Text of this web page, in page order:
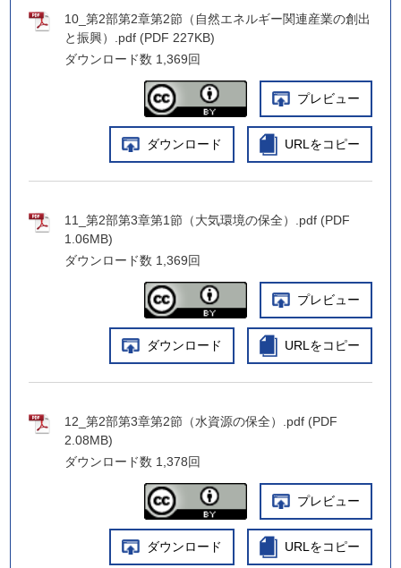
10_第2部第2章第2節（自然エネルギー関連産業の創出
と振興）.pdf (PDF 227KB)
ダウンロード数 1,369回
プレビュー
ダウンロード URLをコピー
11_第2部第3章第1節（大気環境の保全）.pdf (PDF
1.06MB)
ダウンロード数 1,369回
プレビュー
ダウンロード URLをコピー
12_第2部第3章第2節（水資源の保全）.pdf (PDF
2.08MB)
ダウンロード数 1,378回
プレビュー
ダウンロード URLをコピー